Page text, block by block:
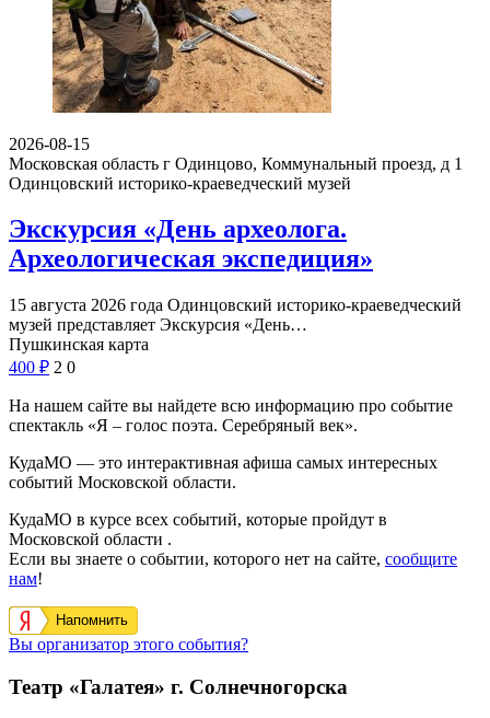
2026-08-15
Московская область г Одинцово, Коммунальный проезд, д 1
Одинцовский историко-краеведческий музей
Экскурсия «День археолога.
Археологическая экспедиция»
15 августа 2026 года Одинцовский историко-краеведческий
музей представляет Экскурсия «День…
Пушкинская карта
400 ₽ 2 0
На нашем сайте вы найдете всю информацию про событие
спектакль «Я – голос поэта. Серебряный век».
КудаМО — это интерактивная афиша самых интересных
событий Московской области.
КудаМО в курсе всех событий, которые пройдут в
Московской области .
Если вы знаете о событии, которого нет на сайте, сообщите
нам!
Напомнить
Вы организатор этого события?
Театр «Галатея» г. Солнечногорска